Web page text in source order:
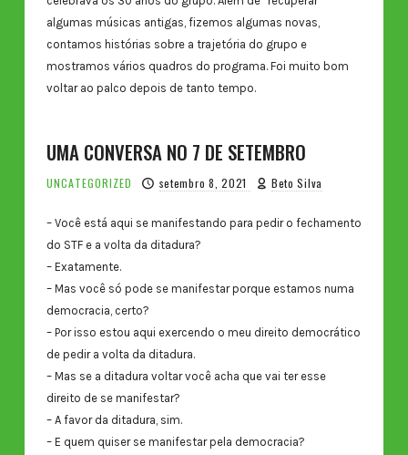
algumas músicas antigas, fizemos algumas novas,
contamos histórias sobre a trajetória do grupo e
mostramos vários quadros do programa. Foi muito bom
voltar ao palco depois de tanto tempo.
UMA CONVERSA NO 7 DE SETEMBRO
UNCATEGORIZED setembro 8, 2021 Beto Silva
– Você está aqui se manifestando para pedir o fechamento
do STF e a volta da ditadura?
– Exatamente.
– Mas você só pode se manifestar porque estamos numa
democracia, certo?
– Por isso estou aqui exercendo o meu direito democrático
de pedir a volta da ditadura.
– Mas se a ditadura voltar você acha que vai ter esse
direito de se manifestar?
– A favor da ditadura, sim.
– E quem quiser se manifestar pela democracia?